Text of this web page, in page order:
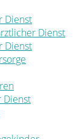
Dienst
Dienst
Dienst
Dienst